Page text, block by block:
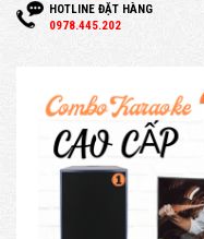
HOTLINE ĐẶT HÀNG
0978.445.202